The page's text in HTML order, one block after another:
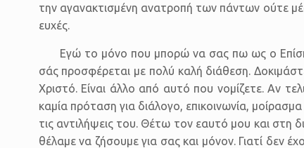
την αγανακτισμένη ανατροπή των πάντων ούτε
ευχές.
Εγώ το μόνο που μπορώ να σας πω ως ο
σάς προσφέρεται με πολύ καλή διάθεση.
Χριστό. Είναι άλλο από αυτό που νομίζετε. Αν
καμία πρόταση για διάλογο, επικοινωνία,
τις αντιλήψεις του. Θέτω τον εαυτό μου και στη
θέλαμε να ζήσουμε για σας και μόνον. Γιατί δεν